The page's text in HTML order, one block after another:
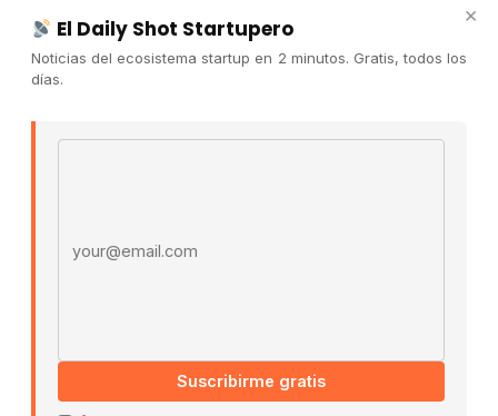
Contacto
Publicidad
Es La Hora de Aprender ↗
Políticas De Privacidad · Términos De Uso
×
El Daily Shot Startupero
Noticias del ecosistema startup en 2 minutos. Gratis, todos los
días.
Suscribirme gratis